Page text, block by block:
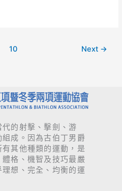
10 Next →
的射擊、擊劍、游
成。因為古伯丁男爵
其他種類的運動，是
格、機智及技巧最嚴
想、完全、均衡的運